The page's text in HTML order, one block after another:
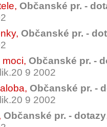
, Občanské pr. -
, Občanské pr. -
moci, Občanské pr. -
9 2002
, Občanské pr. -
9 2002
Občanské pr. - dotazy